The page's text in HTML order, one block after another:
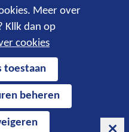
Meer over
Kllk dan op
cookies
toestaan
beheren